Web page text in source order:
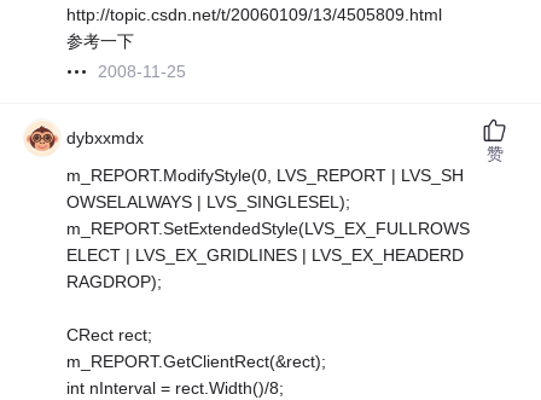
http://topic.csdn.net/t/20060109/13/4505809.html
参考一下
2008-11-25
dybxxmdx
m_REPORT.ModifyStyle(0, LVS_REPORT | LVS_SH
OWSELALWAYS | LVS_SINGLESEL);
m_REPORT.SetExtendedStyle(LVS_EX_FULLROWS
ELECT | LVS_EX_GRIDLINES | LVS_EX_HEADERD
RAGDROP);
CRect rect;
m_REPORT.GetClientRect(&rect);
int nInterval = rect.Width()/8;
赞